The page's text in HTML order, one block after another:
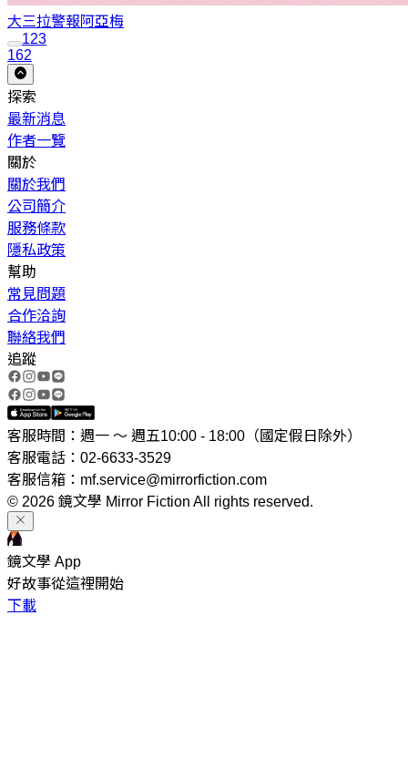
大三拉警報阿亞梅
123
162
探索
最新消息
作者一覽
關於
關於我們
公司簡介
服務條款
隱私政策
幫助
常見問題
合作洽詢
聯絡我們
追蹤
客服時間：週一 ～ 週五10:00 - 18:00（國定假日除外）
客服電話：02-6633-3529
客服信箱：mf.service@mirrorfiction.com
© 2026 鏡文學 Mirror Fiction All rights reserved.
鏡文學 App
好故事從這裡開始
下載